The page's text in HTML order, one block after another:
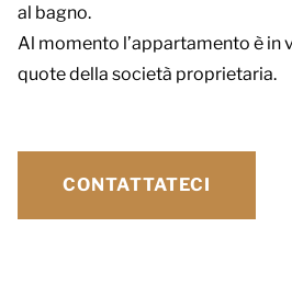
al bagno.
Al momento l’appartamento è in
quote della società proprietaria.
CONTATTATECI